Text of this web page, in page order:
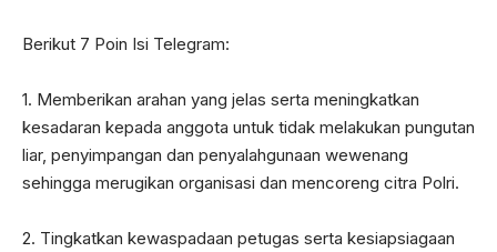
Berikut 7 Poin Isi Telegram:
1. Memberikan arahan yang jelas serta meningkatkan
kesadaran kepada anggota untuk tidak melakukan pungutan
liar, penyimpangan dan penyalahgunaan wewenang
sehingga merugikan organisasi dan mencoreng citra Polri.
2. Tingkatkan kewaspadaan petugas serta kesiapsiagaan